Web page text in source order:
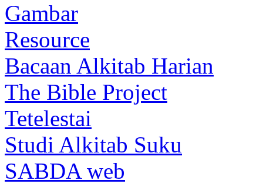
Gambar
Resource
Bacaan Alkitab Harian
The Bible Project
Tetelestai
Studi Alkitab Suku
SABDA web